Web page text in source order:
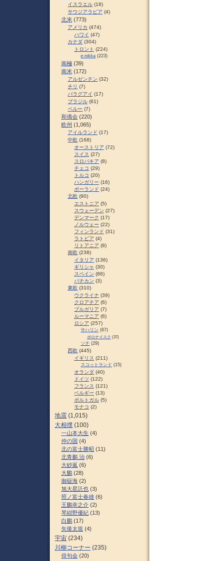
イスラエル (18)
サウジアラビア (4)
北米 (773)
アメリカ (474)
ハワイ (47)
カナダ (304)
トロント (224)
e-nikka (223)
南極 (39)
南米 (172)
アルゼンチン (32)
チリ (7)
パラグアイ (17)
ブラジル (61)
ペルー (7)
和僑会 (220)
欧州 (1,065)
アイルランド (17)
中欧 (168)
オーストリア (72)
スイス (27)
スロパキア (8)
チェコ (29)
トルコ (20)
ハンガリー (16)
ポーランド (24)
北欧 (90)
エストニア (5)
スウェーデン (27)
デンマーク (17)
ノルウェー (22)
フィンランド (31)
ラトビア (4)
リトアニア (8)
南欧 (238)
イタリア (136)
ギリシャ (30)
スペイン (86)
バチカン (3)
東欧 (310)
ウクライナ (39)
クロアチア (6)
ブルガリア (7)
ルーマニア (6)
ロシア (257)
サハリン (67)
ポロナイスク (37)
ソチ (29)
西欧 (445)
イギリス (211)
スコットランド (15)
オランダ (40)
ドイツ (122)
フランス (121)
ベルギー (13)
ポルトガル (5)
モナコ (2)
地震 (1,015)
大相撲 (100)
一山本大生 (4)
仲の国 (4)
北の富士勝昭 (11)
北青鵬 治 (6)
大砂嵐 (6)
大鵬 (28)
御嶽海 (2)
旭大星託也 (3)
照ノ富士春雄 (6)
王鵬幸之介 (2)
琴紺野優紀 (13)
白鵬 (17)
矢後太規 (4)
宇宙 (234)
川柳コーナー (235)
俳句会 (20)